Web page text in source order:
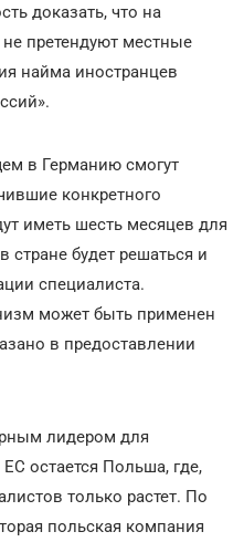
доказать, что на
претендуют местные
найма иностранцев
в Германию смогут
конкретного
иметь шесть месяцев для
стране будет решаться и
специалиста.
может быть применен
в предоставлении
лидером для
остается Польша, где,
только растет. По
польская компания